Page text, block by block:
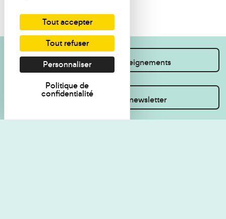
Je souhaite des renseignements
Inscrivez-vous à la newsletter
Tout accepter
Tout refuser
Personnaliser
Politique de
confidentialité